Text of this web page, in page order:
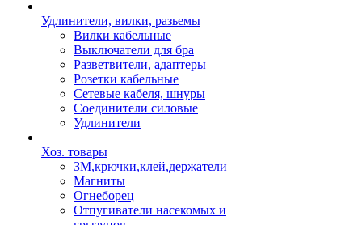
Удлинители, вилки, разьемы
Вилки кабельные
Выключатели для бра
Разветвители, адаптеры
Розетки кабельные
Сетевые кабеля, шнуры
Соединители силовые
Удлинители
Хоз. товары
ЗМ,крючки,клей,держатели
Магниты
Огнеборец
Отпугиватели насекомых и